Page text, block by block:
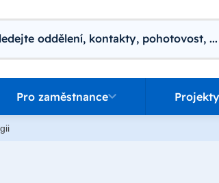
Pro zaměstnance Projekty